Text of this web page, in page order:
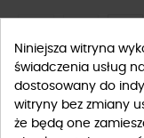
Tabela
- +
Niniejsza witryna
świadczenia usług
dostosowany do
witryny bez zmiany
że będą one